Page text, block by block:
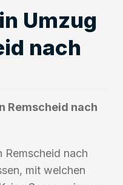
Umzug
nach
Remscheid nach
Remscheid nach
mit welchen